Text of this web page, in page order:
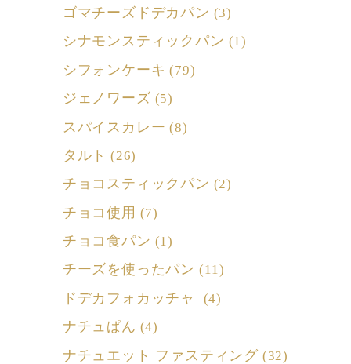
ゴマチーズドデカパン (3)
シナモンスティックパン (1)
シフォンケーキ (79)
ジェノワーズ (5)
スパイスカレー (8)
タルト (26)
チョコスティックパン (2)
チョコ使用 (7)
チョコ食パン (1)
チーズを使ったパン (11)
ドデカフォカッチャ (4)
ナチュぱん (4)
ナチュエット ファスティング (32)